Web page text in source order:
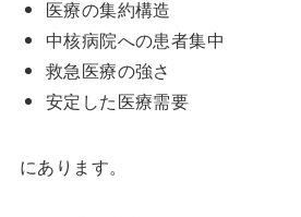
医療の集約構造
中核病院への患者集中
救急医療の強さ
安定した医療需要
にあります。